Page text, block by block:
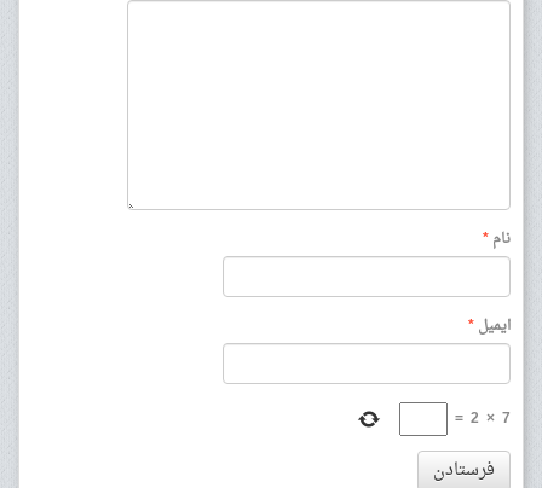
نام*
ایمیل*
7
×
2
=
فرستادن